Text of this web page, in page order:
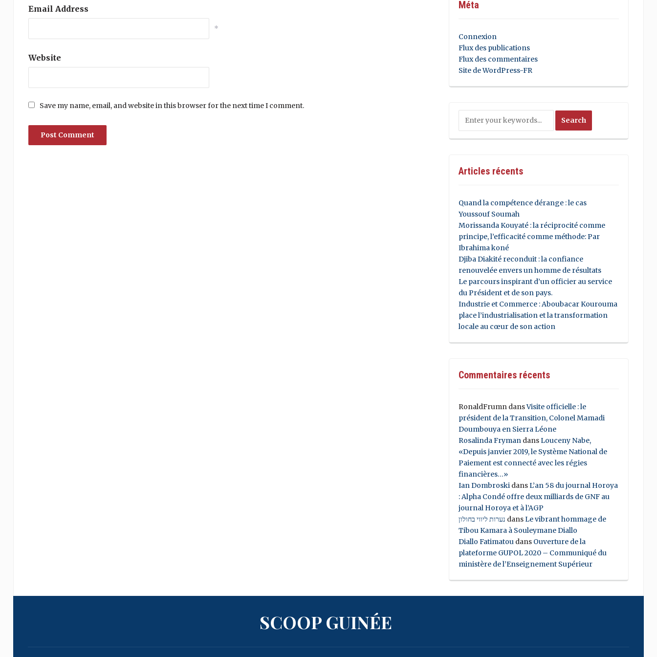
Email Address
*
Website
Save my name, email, and website in this browser for the next time I comment.
Méta
Connexion
Flux des publications
Flux des commentaires
Site de WordPress-FR
Articles récents
Quand la compétence dérange : le cas
Youssouf Soumah
Morissanda Kouyaté : la réciprocité comme
principe, l’efficacité comme méthode: Par
Ibrahima koné
Djiba Diakité reconduit : la confiance
renouvelée envers un homme de résultats
Le parcours inspirant d’un officier au service
du Président et de son pays.
Industrie et Commerce : Aboubacar Kourouma
place l’industrialisation et la transformation
locale au cœur de son action
Commentaires récents
RonaldFrumndansVisite officielle : le
président de la Transition, Colonel Mamadi
Doumbouya en Sierra Léone
Rosalinda FrymandansLouceny Nabe,
«Depuis janvier 2019, le Système National de
Paiement est connecté avec les régies
financières…»
Ian DombroskidansL’an 58 du journal Horoya
: Alpha Condé offre deux milliards de GNF au
journal Horoya et à l’AGP
נערות ליווי בחולון dansLe vibrant hommage de
Tibou Kamara à Souleymane Diallo
Diallo Fatimatoudans Ouverture de la
plateforme GUPOL 2020 – Communiqué du
ministère de l’Enseignement Supérieur
SCOOP GUINÉE